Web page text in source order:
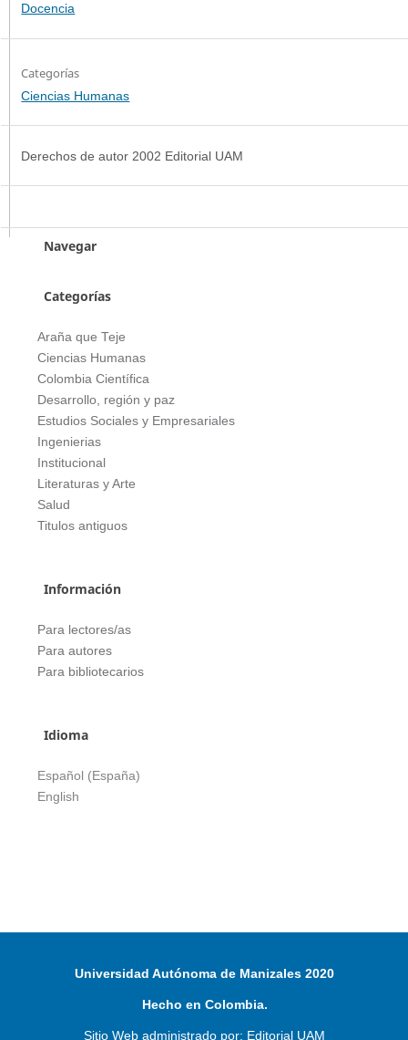
Docencia
Categorías
Ciencias Humanas
Derechos de autor 2002 Editorial UAM
Navegar
Categorías
Araña que Teje
Ciencias Humanas
Colombia Científica
Desarrollo, región y paz
Estudios Sociales y Empresariales
Ingenierias
Institucional
Literaturas y Arte
Salud
Titulos antiguos
Información
Para lectores/as
Para autores
Para bibliotecarios
Idioma
Español (España)
English
Universidad Autónoma de Manizales 2020
Hecho en Colombia.
Sitio Web administrado por: Editorial UAM